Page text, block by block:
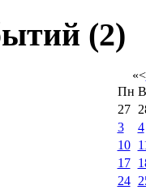
(2)
«<
Пн
27
3
4
10
17
24